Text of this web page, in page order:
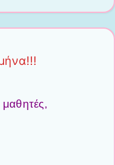
μαθητές,